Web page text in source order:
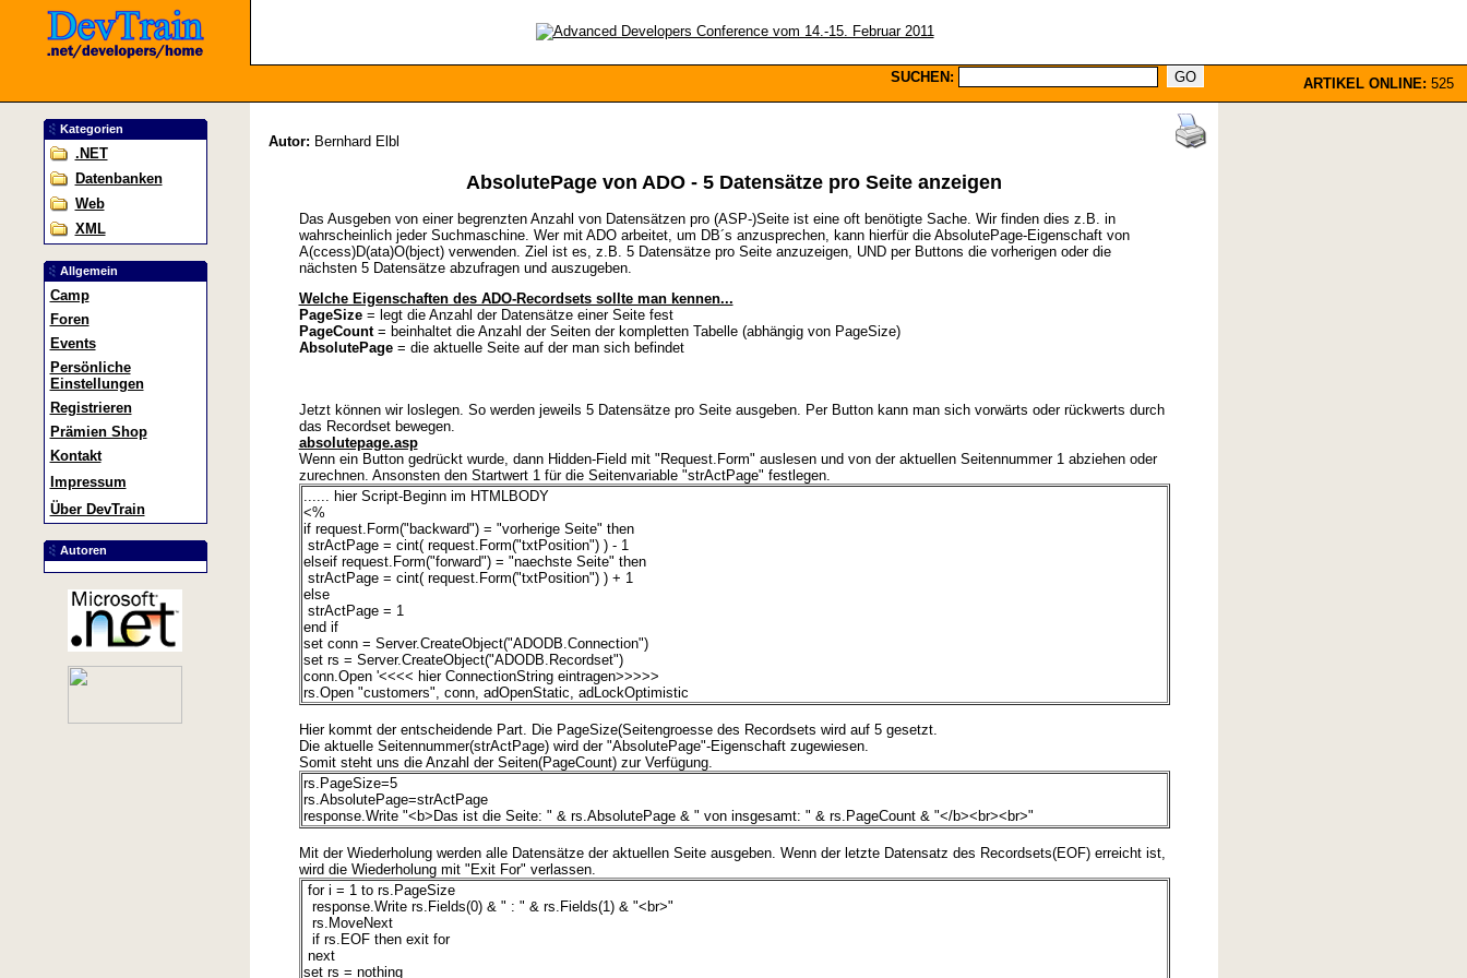
SUCHEN: ARTIKEL ONLINE: 525
Kategorien
.NET
Datenbanken
Web
XML
Allgemein
Camp
Foren
Events
Persönliche
Einstellungen
Registrieren
Prämien Shop
Kontakt
Impressum
Über DevTrain
Autoren
Autor: Bernhard Elbl
AbsolutePage von ADO - 5 Datensätze pro Seite anzeigen
Das Ausgeben von einer begrenzten Anzahl von Datensätzen pro (ASP-)Seite ist eine oft benötigte Sache. Wir finden dies z.B. in
wahrscheinlich jeder Suchmaschine. Wer mit ADO arbeitet, um DB´s anzusprechen, kann hierfür die AbsolutePage-Eigenschaft von
A(ccess)D(ata)O(bject) verwenden. Ziel ist es, z.B. 5 Datensätze pro Seite anzuzeigen, UND per Buttons die vorherigen oder die
nächsten 5 Datensätze abzufragen und auszugeben.
Welche Eigenschaften des ADO-Recordsets sollte man kennen...
PageSize= legt die Anzahl der Datensätze einer Seite fest
PageCount= beinhaltet die Anzahl der Seiten der kompletten Tabelle (abhängig von PageSize)
AbsolutePage= die aktuelle Seite auf der man sich befindet
Jetzt können wir loslegen. So werden jeweils 5 Datensätze pro Seite ausgeben. Per Button kann man sich vorwärts oder rückwerts durch
das Recordset bewegen.
absolutepage.asp
Wenn ein Button gedrückt wurde, dann Hidden-Field mit "Request.Form" auslesen und von der aktuellen Seitennummer 1 abziehen oder
zurechnen. Ansonsten den Startwert 1 für die Seitenvariable "strActPage" festlegen.
...... hier Script-Beginn im HTMLBODY
<%
if request.Form("backward") = "vorherige Seite" then
strActPage = cint( request.Form("txtPosition") ) - 1
elseif request.Form("forward") = "naechste Seite" then
strActPage = cint( request.Form("txtPosition") ) + 1
else
strActPage = 1
end if
set conn = Server.CreateObject("ADODB.Connection")
set rs = Server.CreateObject("ADODB.Recordset")
conn.Open '<<<< hier ConnectionString eintragen>>>>>
rs.Open "customers", conn, adOpenStatic, adLockOptimistic
Hier kommt der entscheidende Part. Die PageSize(Seitengroesse des Recordsets wird auf 5 gesetzt.
Die aktuelle Seitennummer(strActPage) wird der "AbsolutePage"-Eigenschaft zugewiesen.
Somit steht uns die Anzahl der Seiten(PageCount) zur Verfügung.
rs.PageSize=5
rs.AbsolutePage=strActPage
response.Write "<b>Das ist die Seite: " & rs.AbsolutePage & " von insgesamt: " & rs.PageCount & "</b><br><br>"
Mit der Wiederholung werden alle Datensätze der aktuellen Seite ausgeben. Wenn der letzte Datensatz des Recordsets(EOF) erreicht ist,
wird die Wiederholung mit "Exit For" verlassen.
for i = 1 to rs.PageSize
response.Write rs.Fields(0) & " : " & rs.Fields(1) & "<br>"
rs.MoveNext
if rs.EOF then exit for
next
set rs = nothing